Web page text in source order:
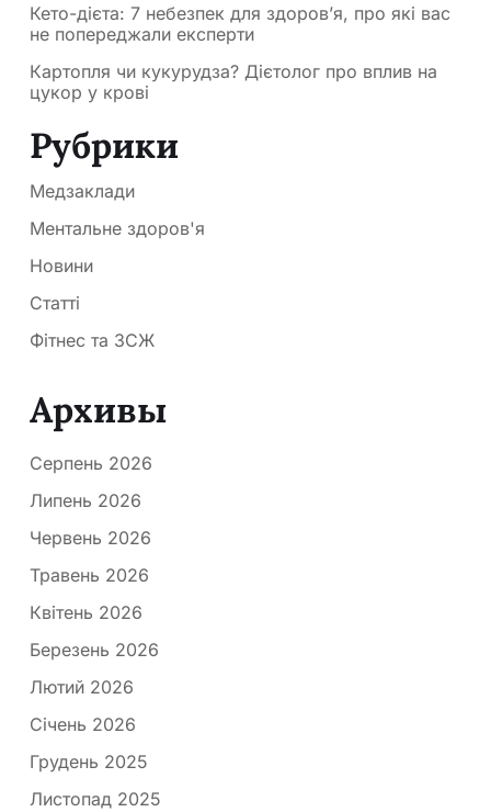
Кето-дієта: 7 небезпек для здоров’я, про які вас
не попереджали експерти
Картопля чи кукурудза? Дієтолог про вплив на
цукор у крові
Рубрики
Медзаклади
Ментальне здоров'я
Новини
Статті
Фітнес та ЗСЖ
Архивы
Серпень 2026
Липень 2026
Червень 2026
Травень 2026
Квітень 2026
Березень 2026
Лютий 2026
Січень 2026
Грудень 2025
Листопад 2025